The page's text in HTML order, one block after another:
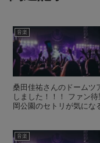
音楽
桑田佳祐さんのドームツ
しました！！！ ファン
岡公園のセトリが気にな
音楽